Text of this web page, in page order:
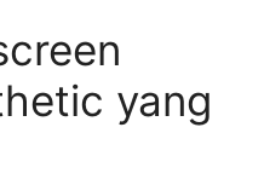
yang